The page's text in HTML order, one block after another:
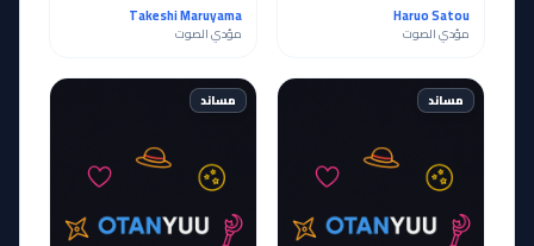
Haruo Satou
مؤدي الصوت
Takeshi Maruyama
مؤدي الصوت
مساند مساند